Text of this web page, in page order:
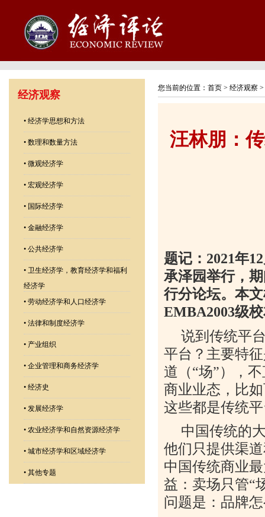
经济观察
• 经济学思想和方法
• 数理和数量方法
• 微观经济学
• 宏观经济学
• 国际经济学
• 金融经济学
• 公共经济学
• 卫生经济学，教育经济学和福利
经济学
• 劳动经济学和人口经济学
• 法律和制度经济学
• 产业组织
• 企业管理和商务经济学
• 经济史
• 发展经济学
• 农业经济学和自然资源经济学
• 城市经济学和区域经济学
• 其他专题
您当前的位置： 首页 > 经济观察 >
汪林朋：
题记： 2021年12
承泽园举行，
行分论坛。本
EMBA2003级
说到传统平
平台？主要特
道（“场”），
商业业态，比
这些都是传统
中国传统的
他们只提供渠
中国传统商业
益：卖场只管“
问题是：品牌